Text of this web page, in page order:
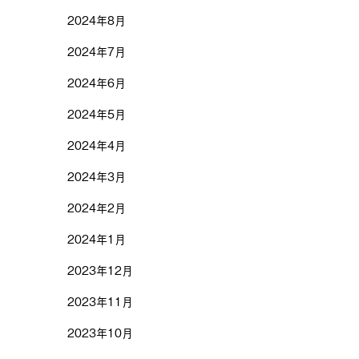
2024年8月
2024年7月
2024年6月
2024年5月
2024年4月
2024年3月
2024年2月
2024年1月
2023年12月
2023年11月
2023年10月